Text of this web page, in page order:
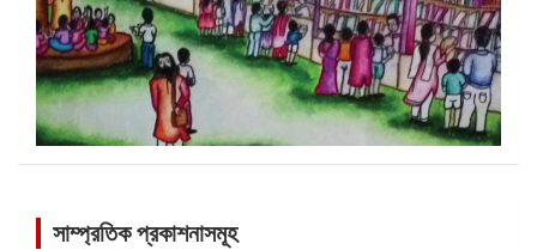
সাম্প্রতিক প্রকাশনাসমূহ